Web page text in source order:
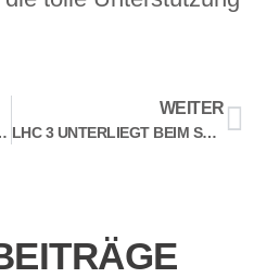
C-JUGEND
WEITER
LHC 3 UNTERLIEGT BEIM SSV ROT-WEISS FRIEDLAND